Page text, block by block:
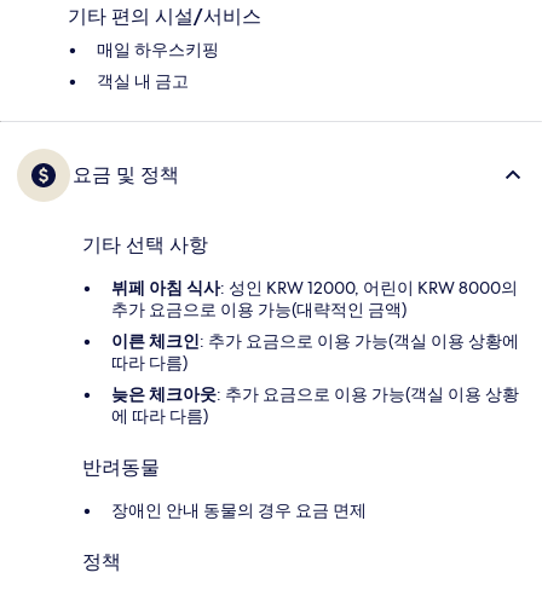
기타 편의 시설/서비스
매일 하우스키핑
객실 내 금고
요금 및 정책
기타 선택 사항
뷔페 아침 식사: 성인 KRW 12000, 어린이 KRW 8000의
추가 요금으로 이용 가능(대략적인 금액)
이른 체크인: 추가 요금으로 이용 가능(객실 이용 상황에
따라 다름)
늦은 체크아웃: 추가 요금으로 이용 가능(객실 이용 상황
에 따라 다름)
반려동물
장애인 안내 동물의 경우 요금 면제
정책